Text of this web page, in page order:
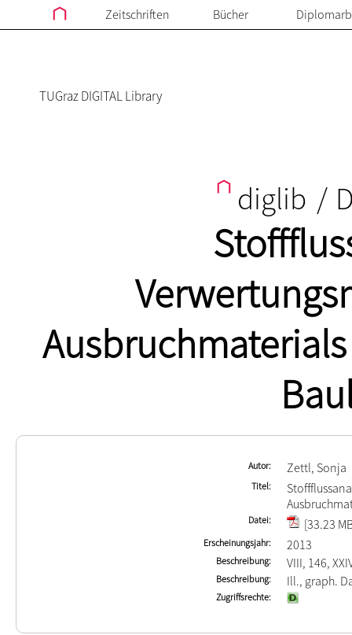
Zeitschriften Bücher
TUGraz DIGITAL Library
diglib /
Autor Zettl, Sonja
Titel
Datei [33.23
Erscheinungsjahr 2013
Beschreibung VIII, 146,
Beschreibung Ill., graph.
Zugriffsrechte